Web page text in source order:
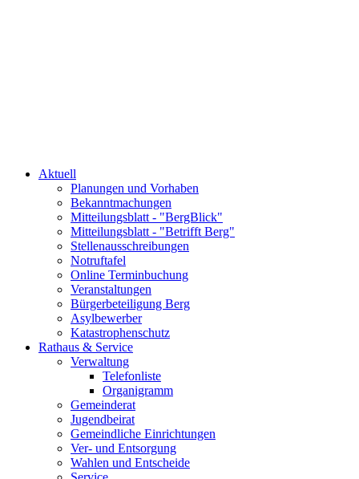
Aktuell
Planungen und Vorhaben
Bekanntmachungen
Mitteilungsblatt - "BergBlick"
Mitteilungsblatt - "Betrifft Berg"
Stellenausschreibungen
Notruftafel
Online Terminbuchung
Veranstaltungen
Bürgerbeteiligung Berg
Asylbewerber
Katastrophenschutz
Rathaus & Service
Verwaltung
Telefonliste
Organigramm
Gemeinderat
Jugendbeirat
Gemeindliche Einrichtungen
Ver- und Entsorgung
Wahlen und Entscheide